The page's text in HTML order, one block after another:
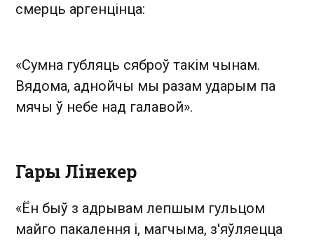
смерць аргенцінца:
«Сумна губляць сяброў такім чынам.
Вядома, аднойчы мы разам ударым па
мячы ў небе над галавой».
Гары Лінекер
«Ён быў з адрывам лепшым гульцом
майго пакалення і, магчыма, з'яўляецца